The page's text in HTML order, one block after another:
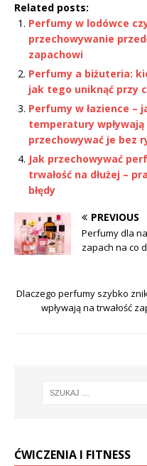
Related posts:
Perfumy w lodówce
przechowywanie
zapachowi
Perfumy a biżuteria:
jak tego uniknąć przy
Perfumy w łazience –
temperatury
przechowywać je bez
Jak przechowywać
trwałość na dłużej –
błędy
PREVIOUS
Perfumy dla
zapach na co
Dlaczego perfumy szybko
wpływają na trwałość
ĆWICZENIA I FITNESS